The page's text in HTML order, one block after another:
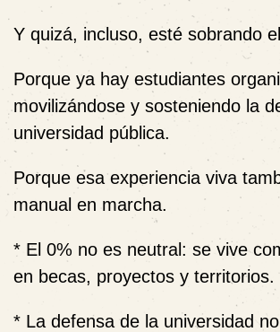
Y quizá, incluso, esté sobrando
Porque ya hay estudiantes
movilizándose y sosteniendo la
universidad pública.
Porque esa experiencia viva
manual en marcha.
* El 0% no es neutral: se vive
en becas, proyectos y territorios.
* La defensa de la universidad